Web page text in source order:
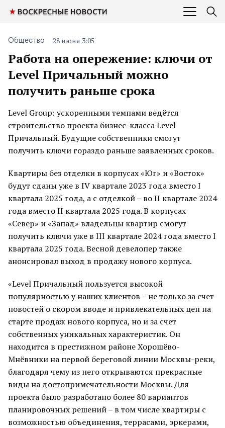
Работа на опережение: ключи от
Level Причальный можно
получить раньше срока
Общество 28 июня 3:05
Level Group: ускоренными темпами ведётся
строительство проекта бизнес-класса Level
Причальный. Будущие собственники смогут
получить ключи гораздо раньше заявленных сроков.
Квартиры без отделки в корпусах «Юг» и «Восток»
будут сданы уже в IV квартале 2023 года вместо I
квартала 2025 года, а с отделкой – во II квартале 2024
года вместо II квартала 2025 года. В корпусах
«Север» и «Запад» владельцы квартир смогут
получить ключи уже в III квартале 2024 года вместо I
квартала 2025 года. Весной девелопер также
анонсировал выход в продажу нового корпуса.
«Level Причальный пользуется высокой
популярностью у наших клиентов – не только за счет
новостей о скором вводе и привлекательных цен на
старте продаж нового корпуса, но и за счет
собственных уникальных характеристик. Он
находится в престижном районе Хорошёво-
Мнёвники на первой береговой линии Москвы-реки,
благодаря чему из него открываются прекрасные
виды на достопримечательности Москвы. Для
проекта было разработано более 80 вариантов
планировочных решений – в том числе квартиры с
возможностью объединения, террасами, эркерами,